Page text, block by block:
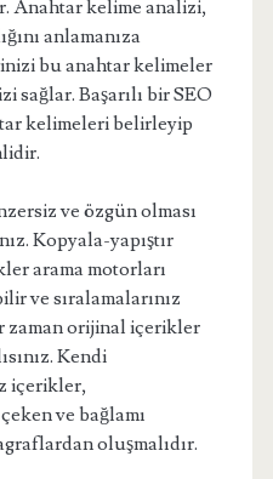
Anahtar kelime analizi,
anlamanıza
bu anahtar kelimeler
sağlar. Başarılı bir SEO
kelimeleri belirleyip
ve özgün olması
Kopyala-yapıştır
arama motorları
ve sıralamalarınız
zaman orijinal içerikler
Kendi
içerikler,
ve bağlamı
oluşmalıdır.